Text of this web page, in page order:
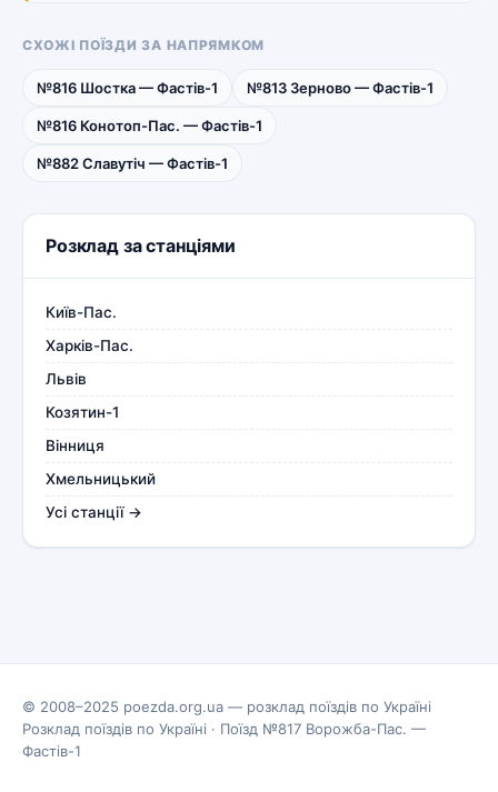
СХОЖІ ПОЇЗДИ ЗА НАПРЯМКОМ
№816 Шостка — Фастів-1 №813 Зерново — Фастів-1
№816 Конотоп-Пас. — Фастів-1
№882 Славутіч — Фастів-1
Розклад за станціями
Київ-Пас.
Харків-Пас.
Львів
Козятин-1
Вінниця
Хмельницький
Усі станції →
© 2008–2025 poezda.org.ua — розклад поїздів по Україні
Розклад поїздів по Україні · Поїзд №817 Ворожба-Пас. —
Фастів-1